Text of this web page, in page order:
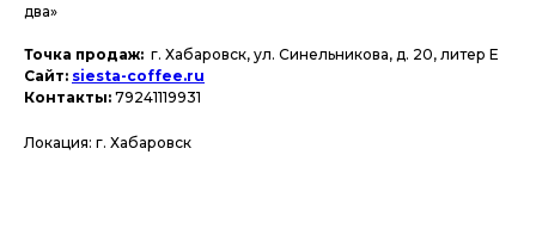
два»
Точка продаж: г. Хабаровск, ул. Синельникова, д. 20, литер Е
Сайт: siesta-coffee.ru
Контакты: 79241119931
Локация: г. Хабаровск